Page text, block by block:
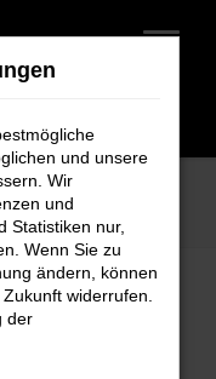
Finden Sie Ihren Škoda
Kamiq
bei
und unsere
Wir
und
Statistiken nur,
Wenn Sie zu
ändern, können
widerrufen.
der